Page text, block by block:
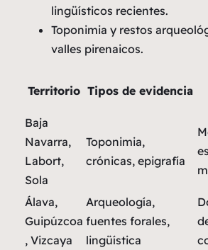
lingüísticos recientes.
Toponimia y restos
valles pirenaicos.
Territorio Tipos de evidencia
Baja
Navarra,
Labort,
Sola
Toponimia,
crónicas, epigrafía
Álava,
Guipúzcoa
, Vizcaya
Arqueología,
fuentes forales,
lingüística